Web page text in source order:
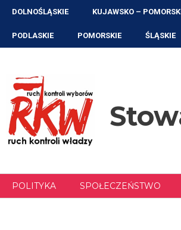
Przejdź
treści
DOLNOŚLĄSKIE KUJAWSKO –
PODLASKIE POMORSKIE ŚLĄSKIE
POLITYKA SPOŁECZEŃSTWO